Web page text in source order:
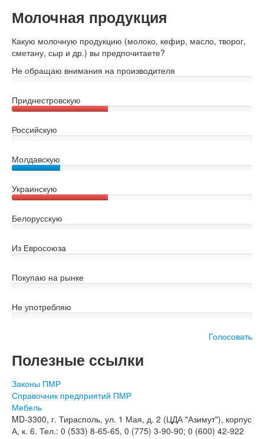
Молочная продукция
Какую молочную продукцию (молоко, кефир, масло, творог,
сметану, сыр и др.) вы предпочитаете?
Не обращаю внимания на производителя
Приднестровскую
Российскую
Молдавскую
Украинскую
Белорусскую
Из Евросоюза
Покупаю на рынке
Не употребляю
Голосовать
Полезные ссылки
Законы ПМР
Справочник предприятий ПМР
Мебель
MD-3300, г. Тирасполь, ул. 1 Мая, д. 2 (ЦДА "Азимут"), корпус
А, к. 6. Тел.: 0 (533) 8-65-65, 0 (775) 3-90-90; 0 (600) 42-922